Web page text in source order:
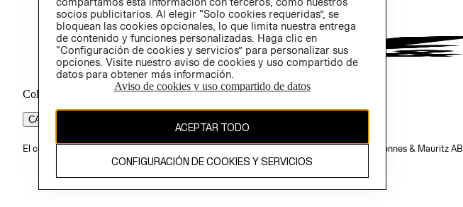
Colombia ($)
CAMBIAR REGIÓN
El contenido de esta página web está protegido por copyright y es propiedad de H&M Hennes & Mauritz AB.
socios publicitarios. Al elegir “Solo cookies requeridas”, se
bloquean las cookies opcionales, lo que limita nuestra entrega
de contenido y funciones personalizadas. Haga clic en
“Configuración de cookies y servicios” para personalizar sus
opciones. Visite nuestro aviso de cookies y uso compartido de
datos para obtener más información.
Aviso de cookies y uso compartido de datos
ACEPTAR TODO
CONFIGURACIÓN DE COOKIES Y SERVICIOS